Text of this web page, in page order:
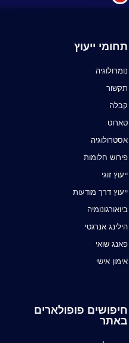
תחומי ייעוץ
נומרולוגיה
תקשור
קבלה
טארוט
אסטרולוגיה
פירוש חלומות
ייעוץ זוגי
ייעוץ דרך מודעות
ביואורגונומיה
הילינג אנרגטי
פאנג שואי
אימון אישי
חיפושים פופולארים
באתר